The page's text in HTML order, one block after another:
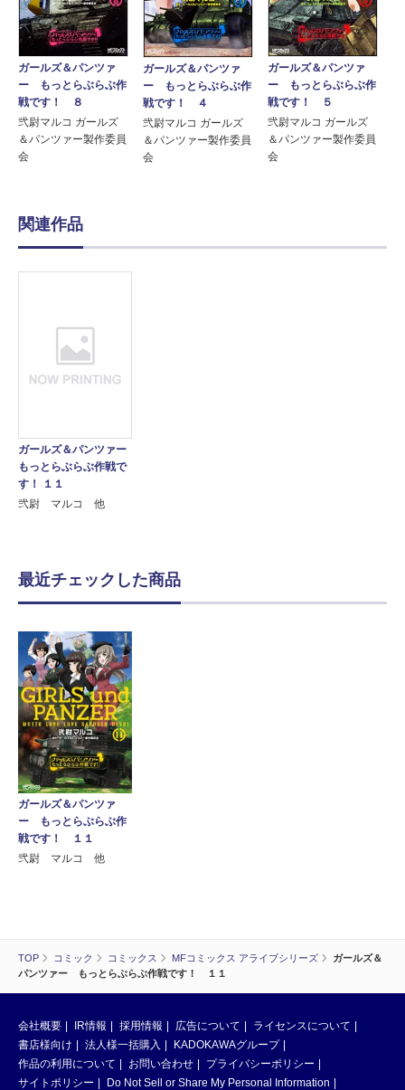
TOP コミック コミックス MFコミックス アライブシリーズ
ガールズ＆
パンツァー もっとらぶらぶ作戦です！ １１
ガールズ＆パンツァ
ー もっとらぶらぶ作
戦です！ ８
弐尉マルコ ガールズ
＆パンツァー製作委員
会
ガールズ＆パンツァ
ー もっとらぶらぶ作
戦です！ ４
弐尉マルコ ガールズ
＆パンツァー製作委員
会
ガールズ＆パンツァ
ー もっとらぶらぶ作
戦です！ ５
弐尉マルコ ガールズ
＆パンツァー製作委員
会
関連作品
ガールズ＆パンツァー
もっとらぶらぶ作戦で
す！ １１
弐尉 マルコ 他
最近チェックした商品
ガールズ＆パンツァ
ー もっとらぶらぶ作
戦です！ １１
弐尉 マルコ 他
会社概要 IR情報 採用情報 広告について
ライセンスについて
書店様向け
法人様一括購入
KADOKAWAグループ
作品の利用について
お問い合わせ
プライバシーポリシー
サイトポリシー
Do Not Sell or Share My Personal Information